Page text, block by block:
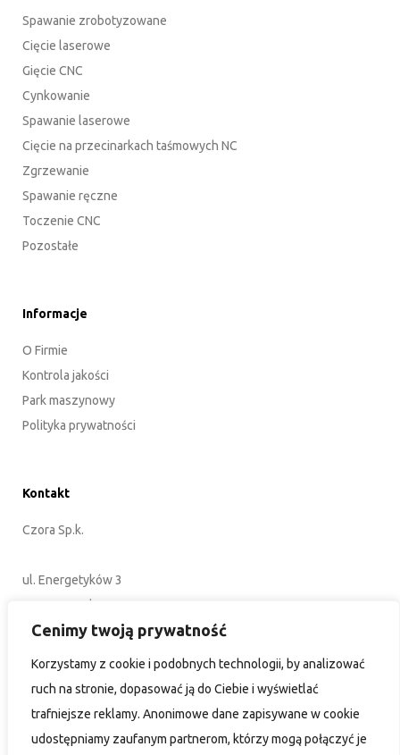
Cenimy twoją prywatność
Korzystamy z cookie i podobnych technologii, by analizować
ruch na stronie, dopasować ją do Ciebie i wyświetlać
trafniejsze reklamy. Anonimowe dane zapisywane w cookie
udostępniamy zaufanym partnerom, którzy mogą połączyć je
Spawanie zrobotyzowane
Cięcie laserowe
Gięcie CNC
Cynkowanie
Spawanie laserowe
Cięcie na przecinarkach taśmowych NC
Zgrzewanie
Spawanie ręczne
Toczenie CNC
Pozostałe
Informacje
O Firmie
Kontrola jakości
Park maszynowy
Polityka prywatności
Kontakt
Czora Sp.k.
ul. Energetyków 3
45-920 Opole
POLSKA
+48 77 402 35 76
biuro@czora.eu